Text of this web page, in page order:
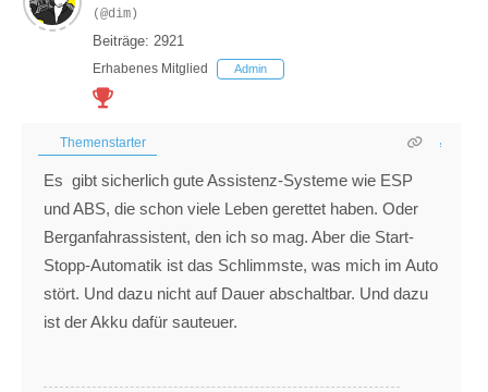
(@dim)
Beiträge: 2921
Erhabenes Mitglied Admin
Themenstarter
Es gibt sicherlich gute Assistenz-Systeme wie ESP
und ABS, die schon viele Leben gerettet haben. Oder
Berganfahrassistent, den ich so mag. Aber die Start-
Stopp-Automatik ist das Schlimmste, was mich im Auto
stört. Und dazu nicht auf Dauer abschaltbar. Und dazu
ist der Akku dafür sauteuer.